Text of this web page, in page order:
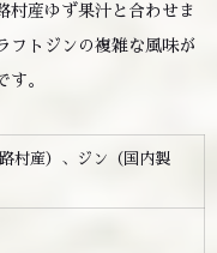
村産ゆず果汁と合わせま
フトジンの複雑な風味が
す。
村産）、ジン（国内製